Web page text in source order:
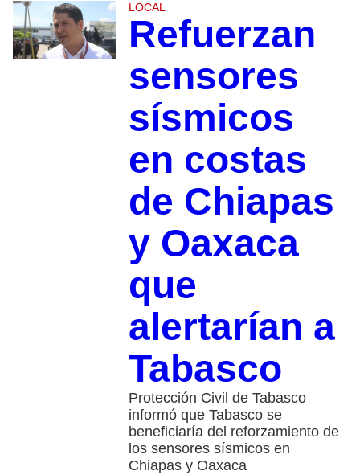
LOCAL
Refuerzan
sensores
sísmicos
en costas
de Chiapas
y Oaxaca
que
alertarían a
Tabasco
Protección Civil de Tabasco
informó que Tabasco se
beneficiaría del reforzamiento de
los sensores sísmicos en
Chiapas y Oaxaca